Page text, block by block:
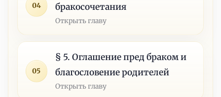
04
бракосочетания
Открыть главу
05
§ 5. Оглашение пред браком и
благословение родителей
Открыть главу